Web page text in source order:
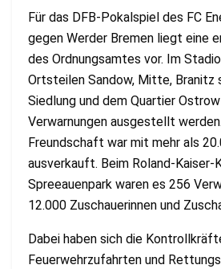
Für das DFB-Pokalspiel des FC
gegen Werder Bremen liegt eine
des Ordnungsamtes vor. Im
Ortsteilen Sandow, Mitte, Branitz
Siedlung und dem Quartier
Verwarnungen ausgestellt
Freundschaft war mit mehr als
ausverkauft. Beim Roland-Kaiser-
Spreeauenpark waren es 256
12.000 Zuschauerinnen und
Dabei haben sich die
Feuerwehrzufahrten und